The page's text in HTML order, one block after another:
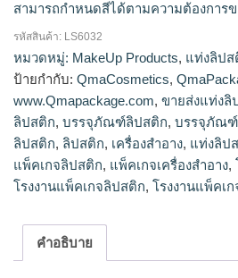
สามารถกำหนดสีได้ตามความต้องการ
โรงงานผลิตแท่งลิปสติก,จำหน่ายแท่งลิ
ลิปสติก,ขายส่งแท่งลิปสติก
รหัสสินค้า: LS6032
หมวดหมู่: MakeUp Products, แท่งลิปส
ป้ายกำกับ: QmaCosmetics,
www.Qmapackage.com, ขายส่งแท่งลิ
ลิปสติก, บรรจุภัณฑ์ลิปสติก, บรรจุภัณฑ์
ลิปสติก, ลิปสติก, เครื่องสำอาง, แท่งลิป
แพ็คเกจลิปสติก, แพ็คเกจเครื่องสำอาง,
โรงงานแพ็คเกจลิปสติก, โรงงานแพ็คเก
คำอธิบาย